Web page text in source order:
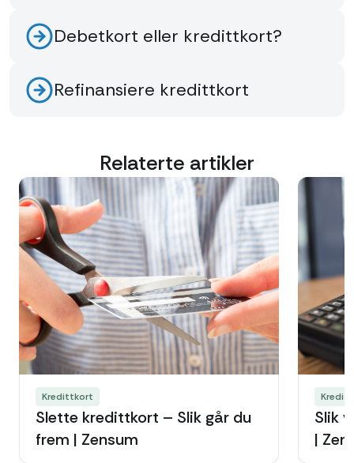
Debetkort eller kredittkort?
Refinansiere kredittkort
Relaterte artikler
Kredittkort
Slette kredittkort – Slik går du
frem | Zensum
Slik
|